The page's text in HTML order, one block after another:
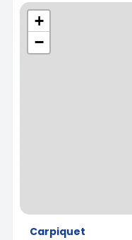
+
−
Carpiquet